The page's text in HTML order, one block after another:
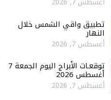
تطبيق واقي الشمس خلال
النهار
أغسطس 7, 2026
توقعـات الأبراج اليوم الجمعة 7
أغسطس 2026
أغسطس 7, 2026